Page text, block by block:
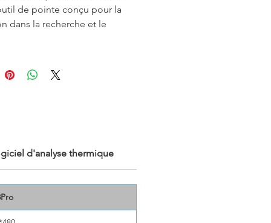
de pointe conçu pour la
dans la recherche et le
de température
± 1 %,et une
objectifs macro de 20μm et
FOTRIC 228 Pro excelle dans
tels que la recherche
et la science des matériaux.
conviviale, son analyse
d'analyse thermique